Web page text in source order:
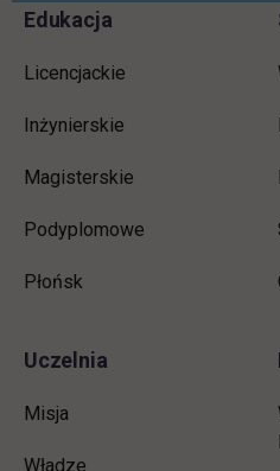
Pomiń
Informacje w
Edukacja
Licencjackie
Inżynierskie
Magisterskie
Podyplomowe
Płońsk
Uczelnia
Misja
Władze